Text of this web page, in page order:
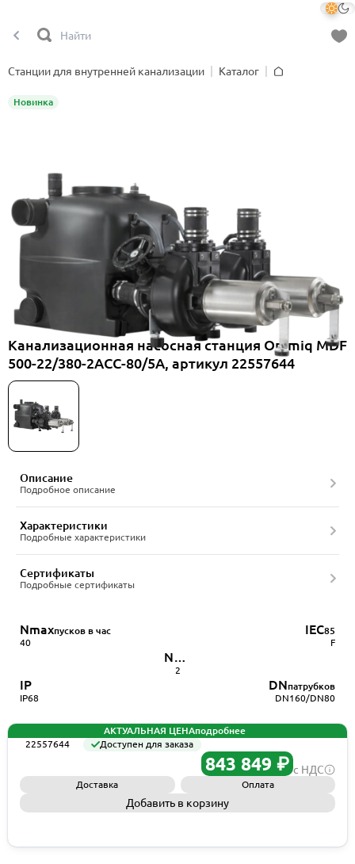
Станции для внутренней канализации
Каталог
Канализационная насосная станция Onimiq MDF
500-22/380-2ACC-80/5A, артикул 22557644
Новинка
Описание
Подробное описание
Характеристики
Подробные характеристики
Сертификаты
Подробные сертификаты
Nmaxпусков в час
40
IEC85
F
IP
IP68
DNпатрубков
DN160/DN80
N
pump
2
АКТУАЛЬНАЯ ЦЕНАподробнее
22557644
Доступен для заказа
843 849 ₽ с НДС
Доставка Оплата
Добавить в корзину